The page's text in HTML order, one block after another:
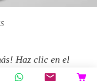
Haz clic en el
al recursos